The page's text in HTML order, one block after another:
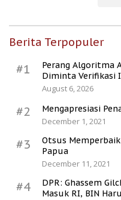
Berita Terpopuler
#1
Perang Algoritma
Diminta Verifikasi
August 6, 2026
#2
Mengapresiasi
December 1, 2021
#3
Otsus
Papua
December 11, 2021
#4
DPR: Ghassem
Masuk RI, BIN